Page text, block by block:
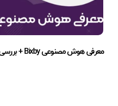
معرفی هوش مصنوعی Bixby + بررسی 6 قابلیت آن